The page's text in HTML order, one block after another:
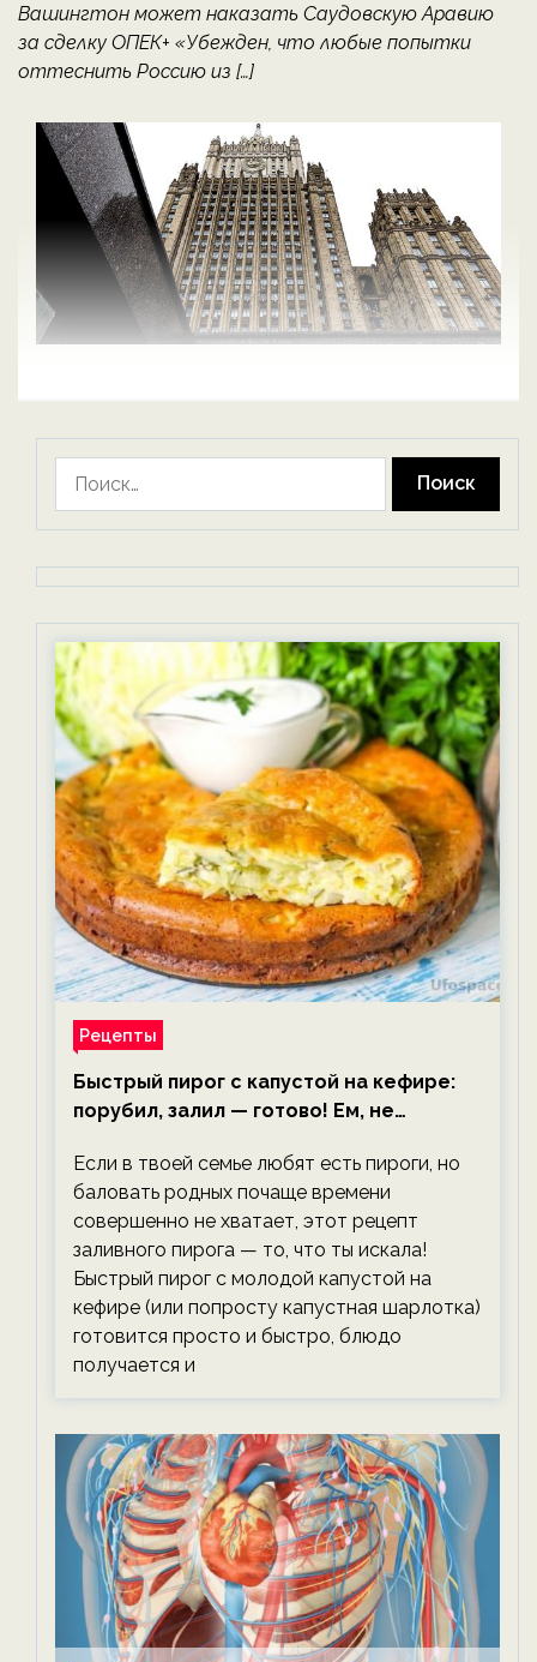
Вашингтон может наказать Саудовскую Аравию
за сделку ОПЕК+ «Убежден, что любые попытки
оттеснить Россию из […]
Рецепты
Быстрый пирог с капустой на кефире:
порубил, залил — готово! Ем, не
Если в твоей семье любят есть пироги, но
баловать родных почаще времени
совершенно не хватает, этот рецепт
заливного пирога — то, что ты искала!
Быстрый пирог с молодой капустой на
кефире (или попросту капустная шарлотка)
готовится просто и быстро, блюдо
получается и